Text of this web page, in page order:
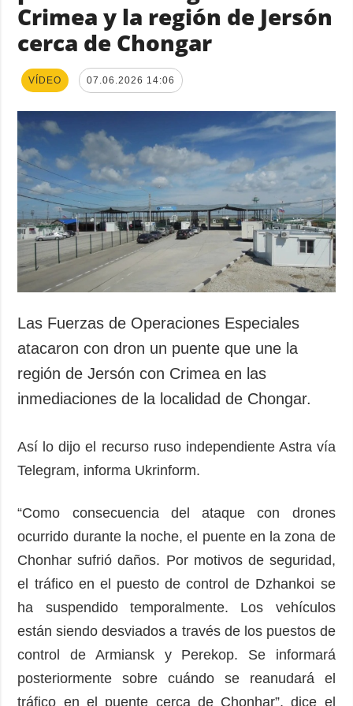
Crimea y la región de Jersón
cerca de Chongar
VÍDEO 07.06.2026 14:06
Las Fuerzas de Operaciones Especiales
atacaron con dron un puente que une la
región de Jersón con Crimea en las
inmediaciones de la localidad de Chongar.
Así lo dijo el recurso ruso independiente Astra vía
Telegram, informa Ukrinform.
“Como consecuencia del ataque con drones
ocurrido durante la noche, el puente en la zona de
Chonhar sufrió daños. Por motivos de seguridad,
el tráfico en el puesto de control de Dzhankoi se
ha suspendido temporalmente. Los vehículos
están siendo desviados a través de los puestos de
control de Armiansk y Perekop. Se informará
posteriormente sobre cuándo se reanudará el
tráfico en el puente cerca de Chonhar”, dice el